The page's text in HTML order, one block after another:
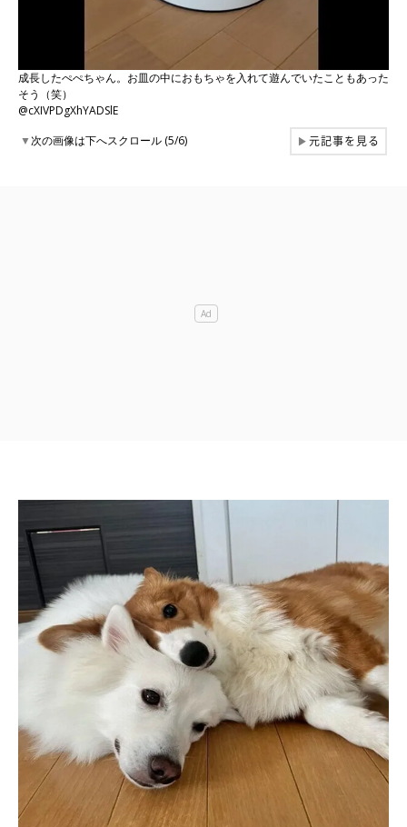
成長したぺぺちゃん。お皿の中におもちゃを入れて遊んでいたこともあった
そう（笑）
@cXIVPDgXhYADSlE
▼次の画像は下へスクロール (5/6) ▶元記事を見る